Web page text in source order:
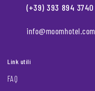
(+39) 393 894 3740
info@moomhotel.com
Link utili
FAQ